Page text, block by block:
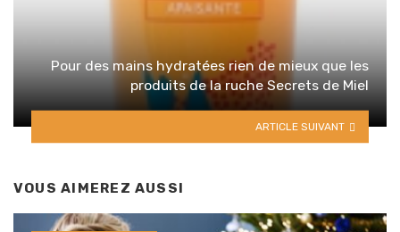
Pour des mains hydratées rien de mieux que les
produits de la ruche Secrets de Miel
ARTICLE SUIVANT
VOUS AIMEREZ AUSSI